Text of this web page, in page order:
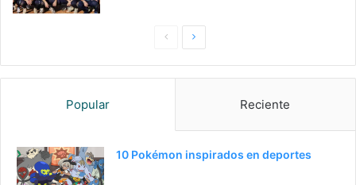
PaginaSiguiente
Popular Reciente
10 Pokémon inspirados en deportes